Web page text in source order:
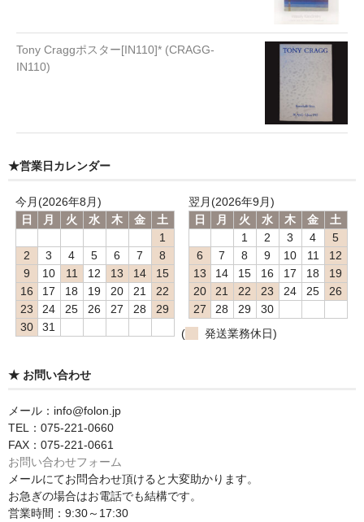
Tony Craggポスター[IN110]* (CRAGG-
IN110)
★営業日カレンダー
今月(2026年8月)
日
月 火 水 木 金
土
1
2
3 4 5 6 7
8
9
10 11 12 13 14
15
16
17 18 19 20 21
22
23
24 25 26 27 28
29
30
31
翌月(2026年9月)
日
月 火 水 木 金
土
1
2 3 4
5
6
7 8 9 10 11
12
13
14 15 16 17 18
19
20
21 22 23 24 25
26
27
28 29
30
(
発送業務休日)
★ お問い合わせ
メール：info@folon.jp
TEL：075-221-0660
FAX：075-221-0661
お問い合わせフォーム
メールにてお問合わせ頂けると大変助かります。
お急ぎの場合はお電話でも結構です。
営業時間：9:30～17:30